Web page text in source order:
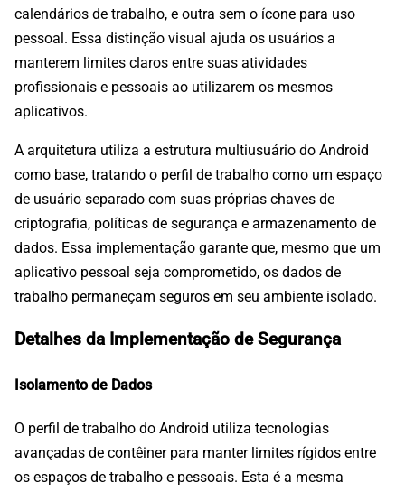
calendários de trabalho, e outra sem o ícone para uso
pessoal. Essa distinção visual ajuda os usuários a
manterem limites claros entre suas atividades
profissionais e pessoais ao utilizarem os mesmos
aplicativos.
A arquitetura utiliza a estrutura multiusuário do Android
como base, tratando o perfil de trabalho como um espaço
de usuário separado com suas próprias chaves de
criptografia, políticas de segurança e armazenamento de
dados. Essa implementação garante que, mesmo que um
aplicativo pessoal seja comprometido, os dados de
trabalho permaneçam seguros em seu ambiente isolado.
Detalhes da Implementação de Segurança
Isolamento de Dados
O perfil de trabalho do Android utiliza tecnologias
avançadas de contêiner para manter limites rígidos entre
os espaços de trabalho e pessoais. Esta é a mesma